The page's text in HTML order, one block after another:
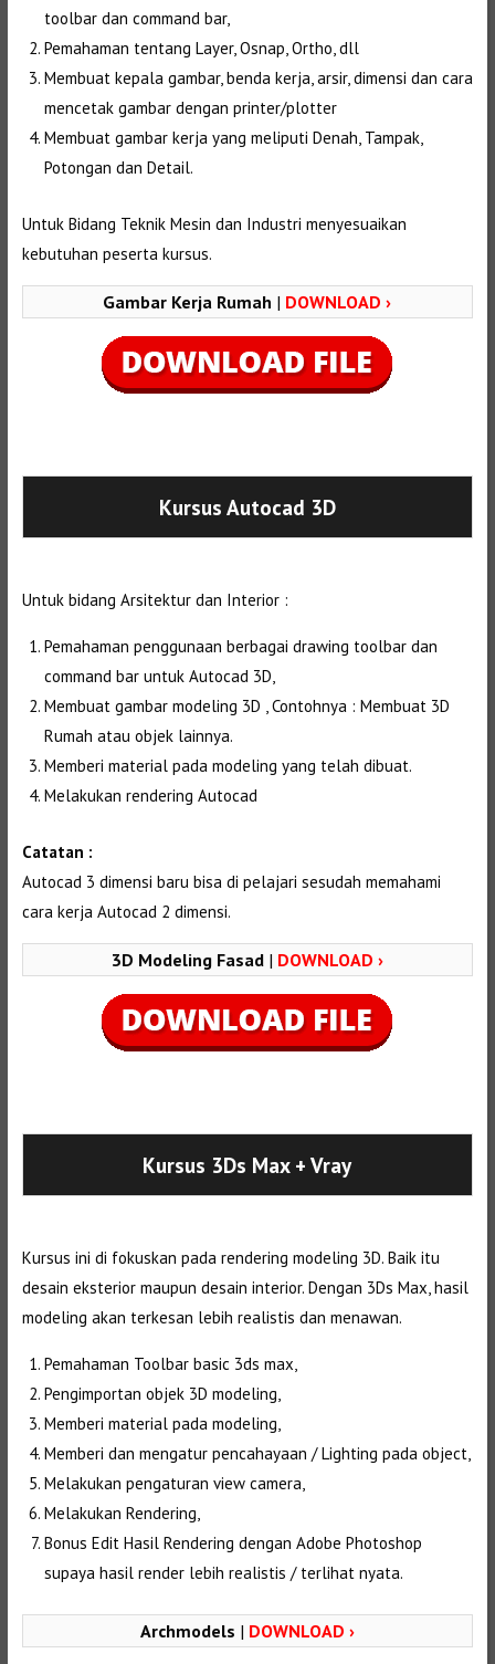
toolbar dan command bar,
Pemahaman tentang Layer, Osnap, Ortho, dll
Membuat kepala gambar, benda kerja, arsir, dimensi dan cara
mencetak gambar dengan printer/plotter
Membuat gambar kerja yang meliputi Denah, Tampak,
Potongan dan Detail.
Untuk Bidang Teknik Mesin dan Industri menyesuaikan
kebutuhan peserta kursus.
Gambar Kerja Rumah | DOWNLOAD ›
Kursus Autocad 3D
Untuk bidang Arsitektur dan Interior :
Pemahaman penggunaan berbagai drawing toolbar dan
command bar untuk Autocad 3D,
Membuat gambar modeling 3D , Contohnya : Membuat 3D
Rumah atau objek lainnya.
Memberi material pada modeling yang telah dibuat.
Melakukan rendering Autocad
Catatan :
Autocad 3 dimensi baru bisa di pelajari sesudah memahami
cara kerja Autocad 2 dimensi.
3D Modeling Fasad | DOWNLOAD ›
Kursus 3Ds Max + Vray
Kursus ini di fokuskan pada rendering modeling 3D. Baik itu
desain eksterior maupun desain interior. Dengan 3Ds Max, hasil
modeling akan terkesan lebih realistis dan menawan.
Pemahaman Toolbar basic 3ds max,
Pengimportan objek 3D modeling,
Memberi material pada modeling,
Memberi dan mengatur pencahayaan / Lighting pada object,
Melakukan pengaturan view camera,
Melakukan Rendering,
Bonus Edit Hasil Rendering dengan Adobe Photoshop
supaya hasil render lebih realistis / terlihat nyata.
Archmodels | DOWNLOAD ›